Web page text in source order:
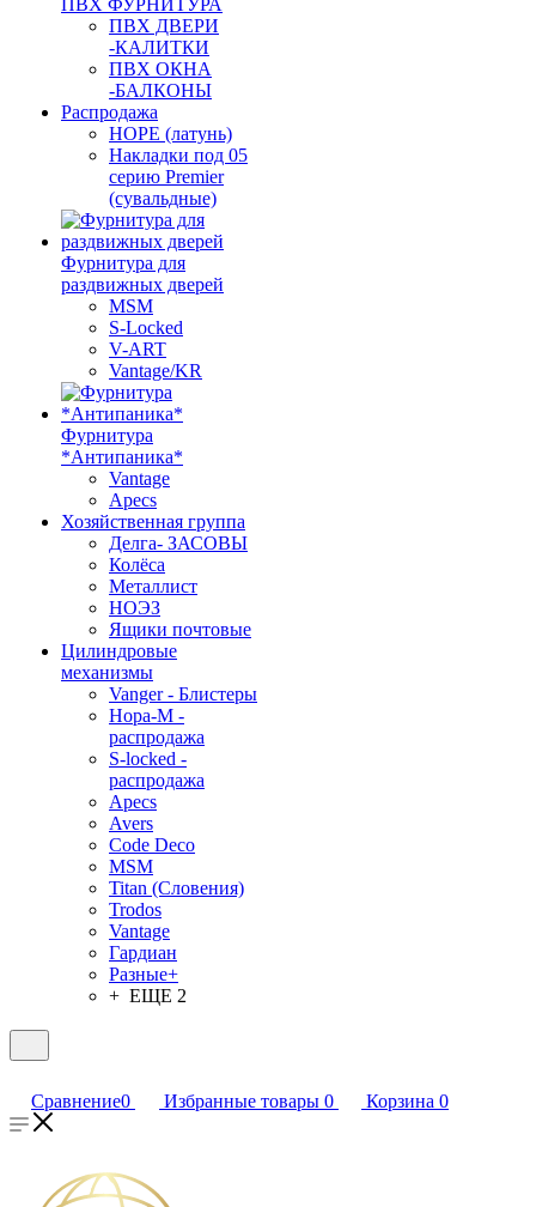
ПВХ ФУРНИТУРА
ПВХ ДВЕРИ
-КАЛИТКИ
ПВХ ОКНА
-БАЛКОНЫ
Распродажа
HOPE (латунь)
Накладки под 05
серию Premier
(сувальдные)
Фурнитура для
раздвижных дверей
MSM
S-Locked
V-ART
Vantage/KR
Фурнитура
*Антипаника*
Vantage
Apecs
Хозяйственная группа
Делга- ЗАСОВЫ
Колёса
Металлист
НОЭЗ
Ящики почтовые
Цилиндровые
механизмы
Vanger - Блистеры
Нора-М -
распродажа
S-locked -
распродажа
Apecs
Avers
Code Deco
MSM
Titan (Словения)
Trodos
Vantage
Гардиан
Разные+
+ ЕЩЕ 2
Сравнение0 Избранные товары 0 Корзина 0